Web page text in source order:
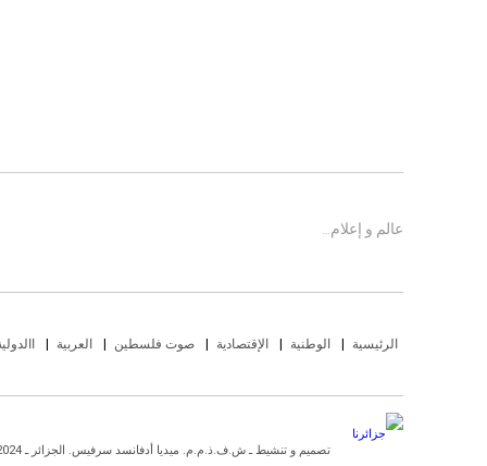
عالم و إعلام…
الرئيسية الوطنية الإقتصادية صوت فلسطين العربية
تصميم و تنشيط ـ ش.ف.ذ.م.م. ميديا أدفانسد سرفيس. الجزائر ـ 2024 ـ كل الحقوق محفوضة.